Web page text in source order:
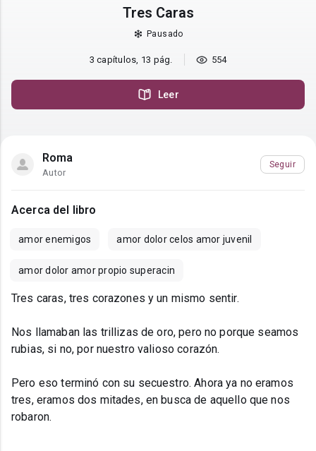
Tres Caras
Pausado
3 capítulos, 13 pág. 554
Leer
Roma
Autor
Seguir
Acerca del libro
amor enemigos amor dolor celos amor juvenil
amor dolor amor propio superacin
Tres caras, tres corazones y un mismo sentir.
Nos llamaban las trillizas de oro, pero no porque seamos
rubias, si no, por nuestro valioso corazón.
Pero eso terminó con su secuestro. Ahora ya no eramos
tres, eramos dos mitades, en busca de aquello que nos
robaron.